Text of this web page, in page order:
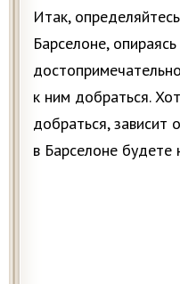
Итак,
Барселоне,
к ним добраться.
добраться, зависит
в Барселоне будете